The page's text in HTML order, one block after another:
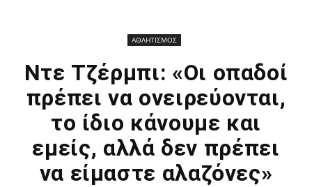
ΑΘΛΗΤΙΣΜΟΣ
Ντε Τζέρμπι: «Οι οπαδοί
πρέπει να ονειρεύονται,
το ίδιο κάνουμε και
εμείς, αλλά δεν πρέπει
να είμαστε αλαζόνες»